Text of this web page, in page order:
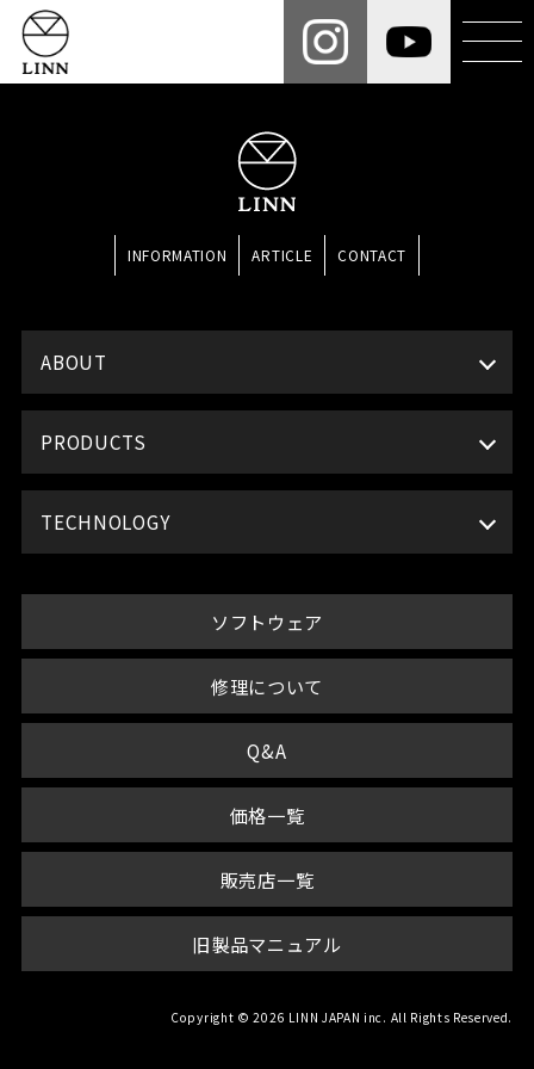
INFORMATION ARTICLE CONTACT
ABOUT
PRODUCTS
TECHNOLOGY
ソフトウェア
修理について
Q&A
価格一覧
販売店一覧
旧製品マニュアル
Copyright © 2026 LINN JAPAN inc. All Rights Reserved.